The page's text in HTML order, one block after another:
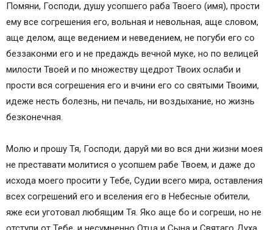
Помяни, Господи, душу усопшего раба Твоего (имя), прости
ему все согрешения его, вольная и невольная, аще словом,
аще делом, аще ведением и неведением, не погуби его со
беззаконми его и не предаждь вечной муке, но по велицей
милости Твоей и по множеству щедрот Твоих ослаби и
прости вся согрешения его и вчини его со святыми Твоими,
идеже несть болезнь, ни печаль, ни воздыхание, но жизнь
безконечная.
Молю и прошу Тя, Господи, даруй ми во вся дни жизни моея
не преставати молитися о усопшем рабе Твоем, и даже до
исхода моего просити у Тебе, Судии всего мира, оставления
всех согрешений его и вселения его в Небесные обители,
яже еси уготовал любящим Тя. Яко аще бо и согреши, но не